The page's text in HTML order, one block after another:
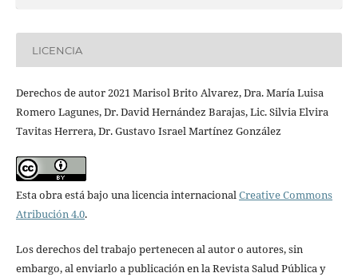
LICENCIA
Derechos de autor 2021 Marisol Brito Alvarez, Dra. María Luisa
Romero Lagunes, Dr. David Hernández Barajas, Lic. Silvia Elvira
Tavitas Herrera, Dr. Gustavo Israel Martínez González
Esta obra está bajo una licencia internacionalCreative Commons
Atribución 4.0.
Los derechos del trabajo pertenecen al autor o autores, sin
embargo, al enviarlo a publicación en la Revista Salud Pública y